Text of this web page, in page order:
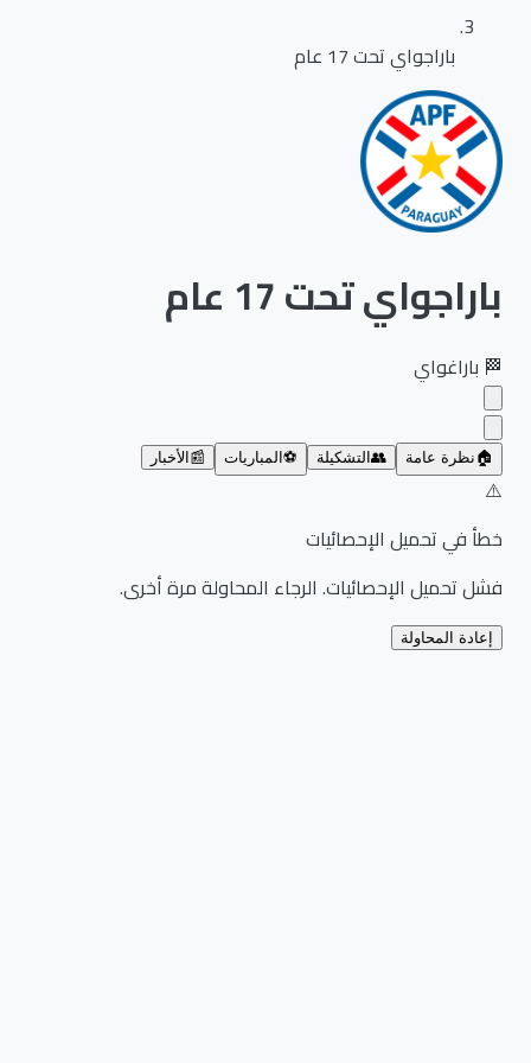
باراجواي تحت 17 عام
باراجواي تحت 17 عام
باراغواي
نظرة عامة 👥 التشكيلة ⚽ المباريات 📰 الأخبار
خطأ في تحميل الإحصائيات
فشل تحميل الإحصائيات. الرجاء المحاولة مرة أخرى.
إعادة المحاولة